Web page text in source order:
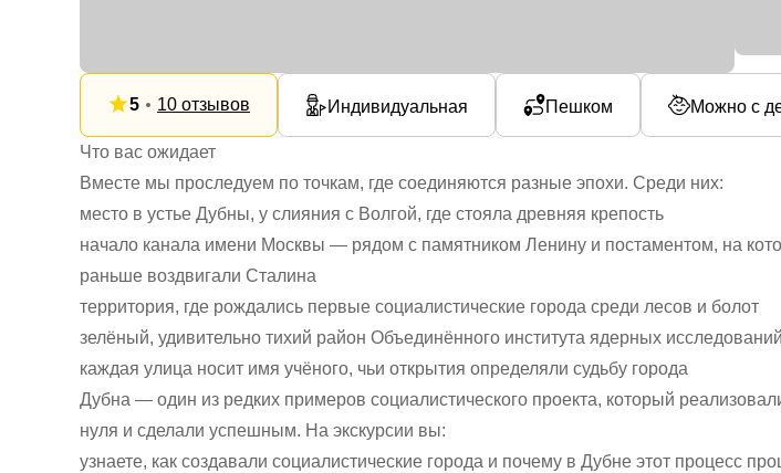
5 10 отзывов Индивидуальная Пешком Можно с
Что вас ожидает
Вместе мы проследуем по точкам, где соединяются разные эпохи. Среди них:
место в устье Дубны, у слияния с Волгой, где стояла древняя крепость
начало канала имени Москвы — рядом с памятником Ленину и постаментом, на
раньше воздвигали Сталина
территория, где рождались первые социалистические города среди лесов и болот
зелёный, удивительно тихий район Объединённого института ядерных
каждая улица носит имя учёного, чьи открытия определяли судьбу города
Дубна — один из редких примеров социалистического проекта, который
нуля и сделали успешным. На экскурсии вы:
узнаете, как создавали социалистические города и почему в Дубне этот процесс